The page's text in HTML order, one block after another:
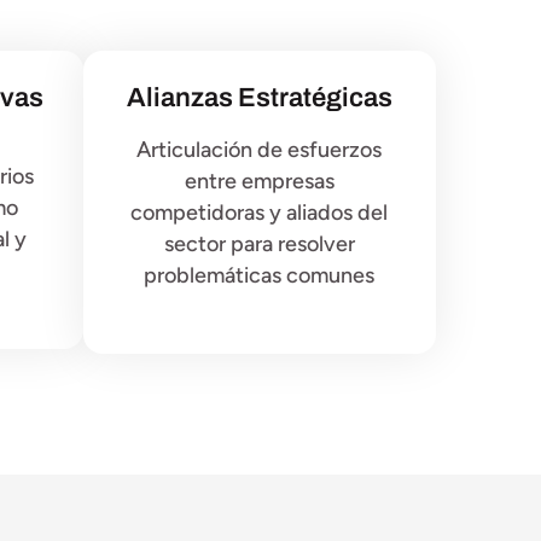
y
Alianzas Estratégicas
Articulación de esfuerzos
entre empresas
competidoras y aliados del
sector para resolver
problemáticas comunes